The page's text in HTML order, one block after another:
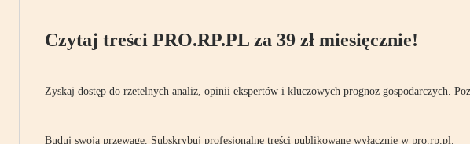
Czytaj treści PRO.RP.PL za 39 zł miesięcznie!
Zyskaj dostęp do rzetelnych analiz, opinii ekspertów i kluczowych prognoz gospodarczych.
Buduj swoją przewagę. Subskrybuj profesjonalne treści publikowane wyłącznie w pro.rp.pl.